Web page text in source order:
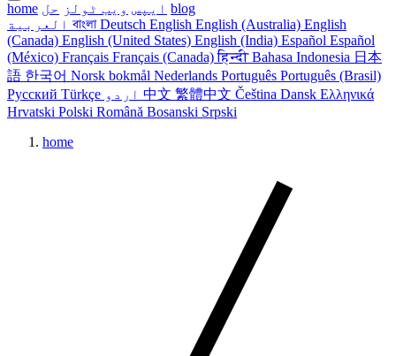
home ایپس ویب ٹولز حل
blog
العربيةবাংলাDeutsch English English (Australia) English
(Canada) English (United States) English (India) Español Español
(México) Français Français (Canada)हिन्दीBahasa Indonesia 日本
語 한국어 Norsk bokmål Nederlands Português Português (Brasil)
Русский Türkçe 中文 繁體中文 Čeština Dansk Ελληνικά
Hrvatski Polski Română Bosanski Srpski
home